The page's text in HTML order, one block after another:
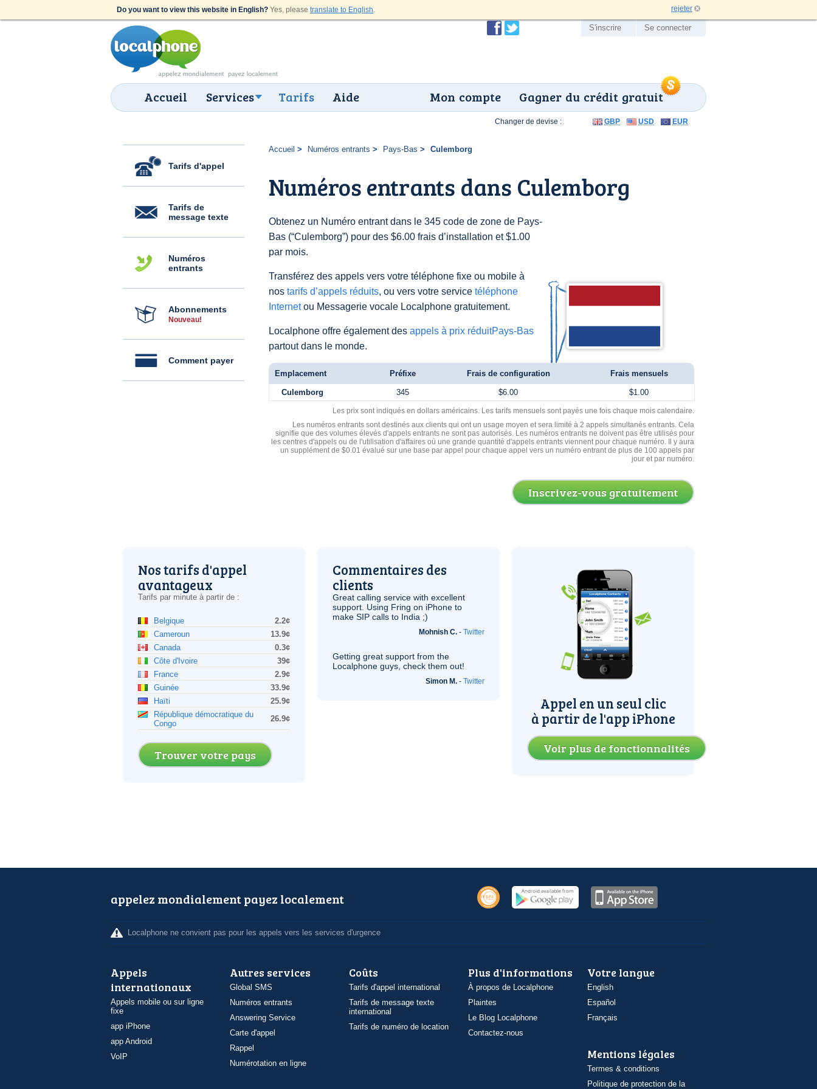
Do you want to view this website in English? Yes, please translate to English. rejeter
Accueil Services Tarifs Aide Gagner du crédit gratuit
Mon compte
S'inscrire Se connecter
Tarifs d'appel
Tarifs de
message texte
Numéros
entrants
Abonnements
Nouveau!
Comment payer
Accueil Numéros entrants Pays-Bas Culemborg
Numéros entrants dans Culemborg
Obtenez un Numéro entrant dans le 345 code de zone de Pays-
Bas (“Culemborg”) pour des $6.00 frais d’installation et $1.00
par mois.
Transférez des appels vers votre téléphone fixe ou mobile à
nos tarifs d’appels réduits, ou vers votre service téléphone
Internetou Messagerie vocale Localphone gratuitement.
Localphone offre également des appels à prix réduitPays-Bas
partout dans le monde.
Changer de devise : GBP USD EUR
Emplacement Préfixe Frais de configuration Frais mensuels
Culemborg 345 $6.00 $1.00
Les prix sont indiqués en dollars américains. Les tarifs mensuels sont payés une fois chaque mois calendaire.
Les numéros entrants sont destinés aux clients qui ont un usage moyen et sera limité à 2 appels simultanés entrants. Cela
signifie que des volumes élevés d'appels entrants ne sont pas autorisés. Les numéros entrants ne doivent pas être utilisés pour
les centres d'appels ou de l'utilisation d'affaires où une grande quantité d'appels entrants viennent pour chaque numéro. Il y aura
un supplément de $0.01 évalué sur une base par appel pour chaque appel vers un numéro entrant de plus de 100 appels par
jour et par numéro.
Inscrivez-vous gratuitement
Nos tarifs d'appel
avantageux
Tarifs par minute à partir de :
Belgique
2.2¢
Cameroun
13.9¢
Canada
0.3¢
Côte d'Ivoire
39¢
France
2.9¢
Guinée
33.9¢
Haïti
25.9¢
République démocratique du
Congo
26.9¢
Trouver votre pays
Commentaires des
clients
Great calling service with excellent
support. Using Fring on iPhone to
make SIP calls to India ;)
Mohnish C. - Twitter
Getting great support from the
Localphone guys, check them out!
Simon M. - Twitter
Appel en un seul clic
à partir de l'app iPhone
Voir plus de fonctionnalités
appelez mondialement payez localement
Localphone ne convient pas pour les appels vers les services d'urgence
Appels
internationaux
Appels mobile ou sur ligne
fixe
app iPhone
app Android
VoIP
Autres services
Global SMS
Numéros entrants
Answering Service
Carte d'appel
Rappel
Numérotation en ligne
Coûts
Tarifs d'appel international
Tarifs de message texte
international
Tarifs de numéro de location
Plus d'informations
À propos de Localphone
Plaintes
Le Blog Localphone
Contactez-nous
Votre langue
English
Español
Français
Mentions légales
Termes & conditions
Politique de protection de la